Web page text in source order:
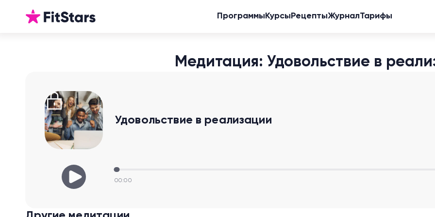
Программы Курсы РецептыЖурналТарифы
Медитация: Удовольствие в
Удовольствие в реализации
00:00